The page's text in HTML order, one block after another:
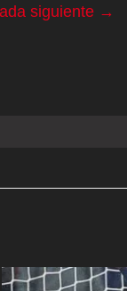
siguiente →